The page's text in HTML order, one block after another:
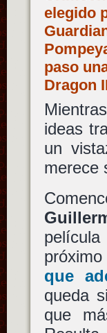
elegido
paso
Dragon
ideas
un
merece
que
queda
que